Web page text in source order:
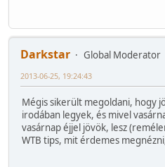
Darkstar
Global Moderator
2013-06-25, 19:24:43
Mégis sikerült megoldani, hogy
irodában legyek, és mivel
vasárnap éjjel jövök, lesz
WTB tips, mit érdemes